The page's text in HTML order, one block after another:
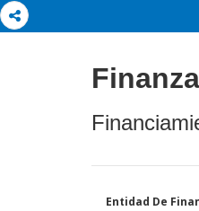
Entidad De